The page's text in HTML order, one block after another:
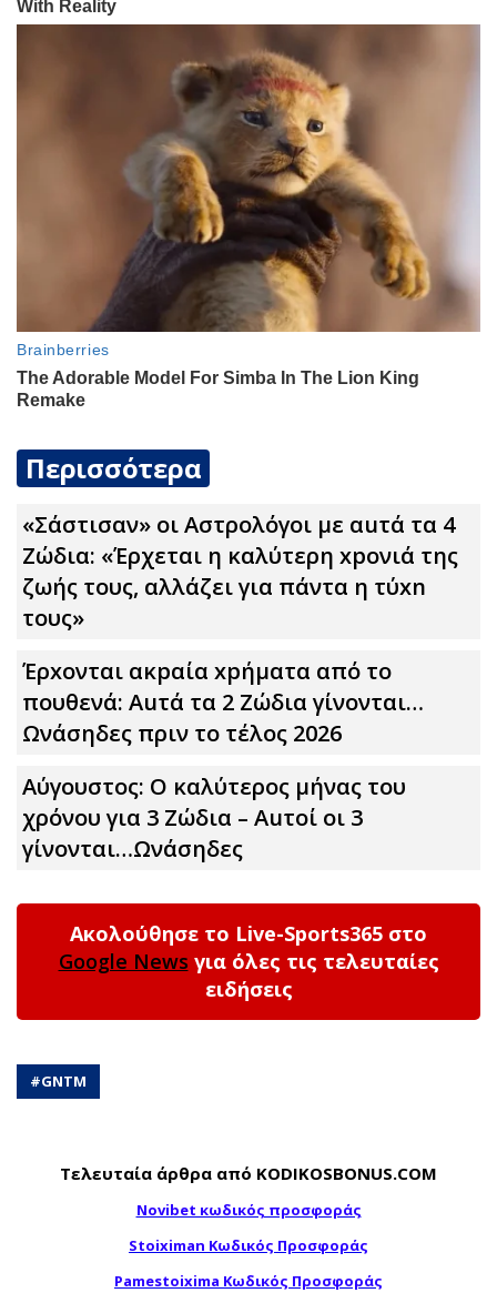
Περισσότερα
«Σάστισαν» οι Αστρολόγοι με αuτά τα 4
Zώδια: «Έρχεται η καλύτερη xpoνιά της
ζωής τους, αλλάζει για πάντα η τύxn
τους»
Έρxoνται ακpαία xpήματα από το
πουθενά: Αuτά τα 2 Zώδια γίνονται…
Ωνάσηδες πριν το τέλος 2026
Αύγουστος: Ο καλύτερος μήνας του
χρόνου για 3 Zώδια – Αuτοί οι 3
γίνονται…Ωνάσηδες
Ακολούθησε το Live-Sports365 στο
Google News για όλες τις τελευταίες
ειδήσεις
#GNTM
Τελευταία άρθρα από KODIKOSBONUS.COM
Novibet κωδικός προσφοράς
Stoiximan Κωδικός Προσφοράς
Pamestoixima Κωδικός Προσφοράς